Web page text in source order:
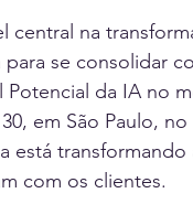
central na
se consolidar
da IA no
em São Paulo,
transformando
com os clientes.